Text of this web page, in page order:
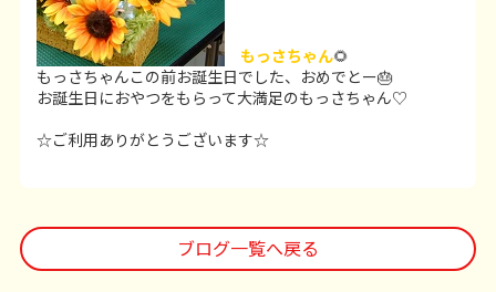
もっさちゃん🌻
もっさちゃんこの前お誕生日でした、おめでとー🎂
お誕生日におやつをもらって大満足のもっさちゃん♡
☆ご利用ありがとうございます☆
ブログ一覧へ戻る